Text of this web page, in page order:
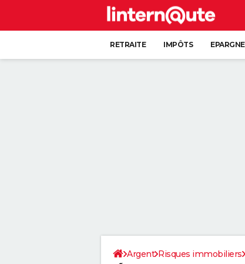
RETRAITE IMPÔTS EPARGNE
Argent Risques immobiliers